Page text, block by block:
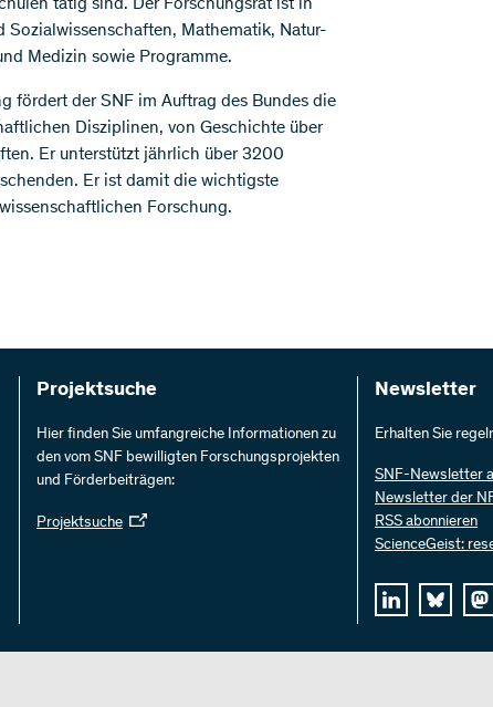
tätig sind. Der Forschungsrat ist in
Mathematik, Natur-
Medizin sowie Programme.
fördert der SNF im Auftrag des Bundes die
Disziplinen, von Geschichte über
Er unterstützt jährlich über 3200
Er ist damit die wichtigste
Forschung.
Projektsuche
Hier finden Sie umfangreiche Informationen zu
den vom SNF bewilligten Forschungsprojekten
und Förderbeiträgen:
Projektsuche
Newsletter
Erhalten Sie
SNF-Newsletter
Newsletter der
RSS abonnieren
ScienceGeist: